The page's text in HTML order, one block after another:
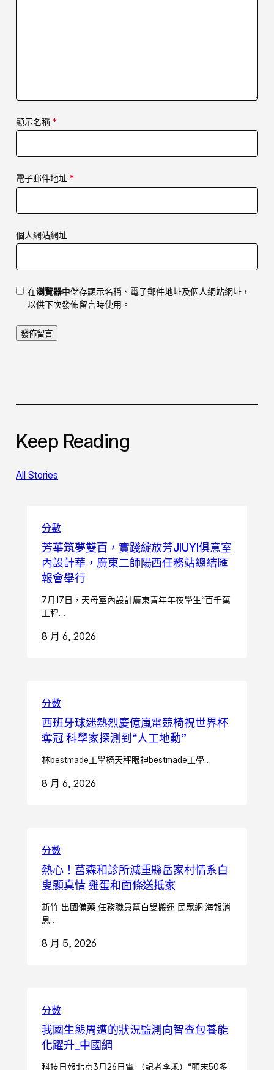
顯示名稱 *
電子郵件地址 *
個人網站網址
在瀏覽器中儲存顯示名稱、電子郵件地址及個人網站網址，
以供下次發佈留言時使用。
Keep Reading
All Stories
分數
芳華筑夢雙百，實踐綻放芳JIUYI俱意室
內設計華，廣東二師陽西任務站總結匯
報會舉行
7月17日，天母室內設計廣東青年年夜學生“百千萬
工程…
8 月 6, 2026
分數
西班牙球迷熱烈慶億嵐電競椅祝世界杯
奪冠 科學家探測到“人工地動”
林bestmade工學椅天秤眼神bestmade工學…
8 月 6, 2026
分數
熱心！莒森和診所減重縣岳家村情系白
叟顯真情 雞蛋和面條送抵家
新竹 出國備藥 任務職員幫白叟搬運 民眾網·海報消
息…
8 月 5, 2026
分數
我國生態周遭的狀況監測向智查包養能
化躍升_中國網
科技日報北京3月26日電 （記者李禾）“顛末50多